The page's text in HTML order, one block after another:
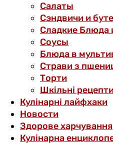
Салаты
Сэндвичи и
Сладкие Блюда
Соусы
Блюда в
Страви з
Торти
Шкільні
Кулінарні лайфхаки
Новости
Здорове харчування
Кулінарна